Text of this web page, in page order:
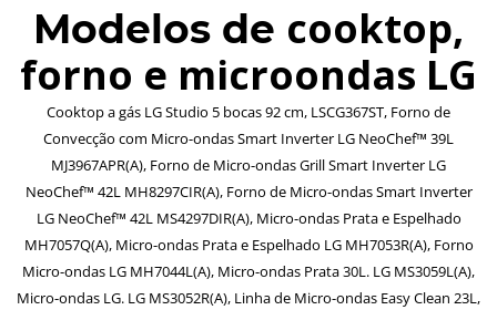
Modelos de cooktop,
forno e microondas LG
Cooktop a gás LG Studio 5 bocas 92 cm, LSCG367ST, Forno de
Convecção com Micro-ondas Smart Inverter LG NeoChef™ 39L
MJ3967APR(A), Forno de Micro-ondas Grill Smart Inverter LG
NeoChef™ 42L MH8297CIR(A), Forno de Micro-ondas Smart Inverter
LG NeoChef™ 42L MS4297DIR(A), Micro-ondas Prata e Espelhado
MH7057Q(A), Micro-ondas Prata e Espelhado LG MH7053R(A), Forno
Micro-ondas LG MH7044L(A), Micro-ondas Prata 30L. LG MS3059L(A),
Micro-ondas LG. LG MS3052R(A), Linha de Micro-ondas Easy Clean 23L,